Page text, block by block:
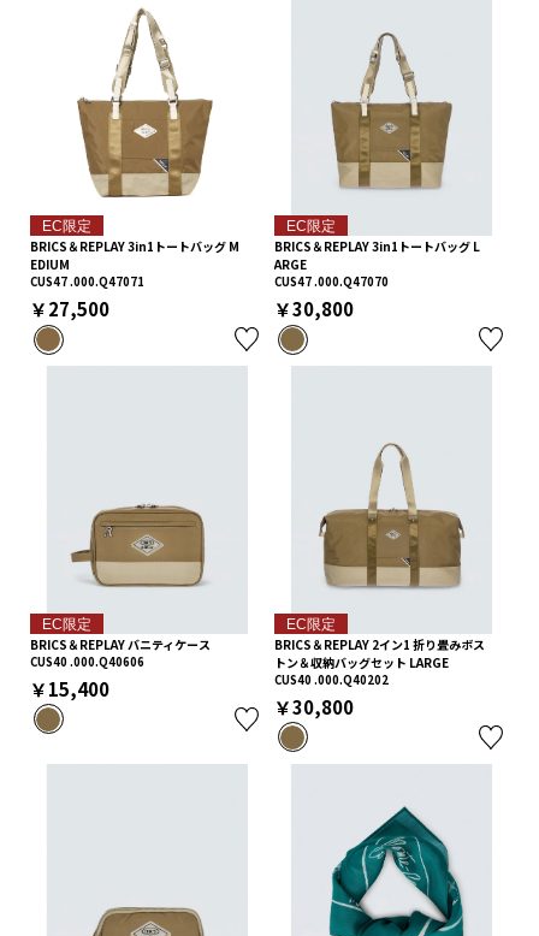
EC限定
BRICS＆REPLAY 3in1トートバッグ M
EDIUM
CUS47 .000.Q47071
￥27,500
EC限定
BRICS＆REPLAY 3in1トートバッグ L
ARGE
CUS47 .000.Q47070
￥30,800
EC限定
BRICS＆REPLAY バニティケース
CUS40 .000.Q40606
￥15,400
EC限定
BRICS＆REPLAY 2イン1 折り畳みボス
トン＆収納バッグセット LARGE
CUS40 .000.Q40202
￥30,800